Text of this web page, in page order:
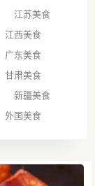
江苏美食
江西美食
广东美食
甘肃美食
新疆美食
外国美食